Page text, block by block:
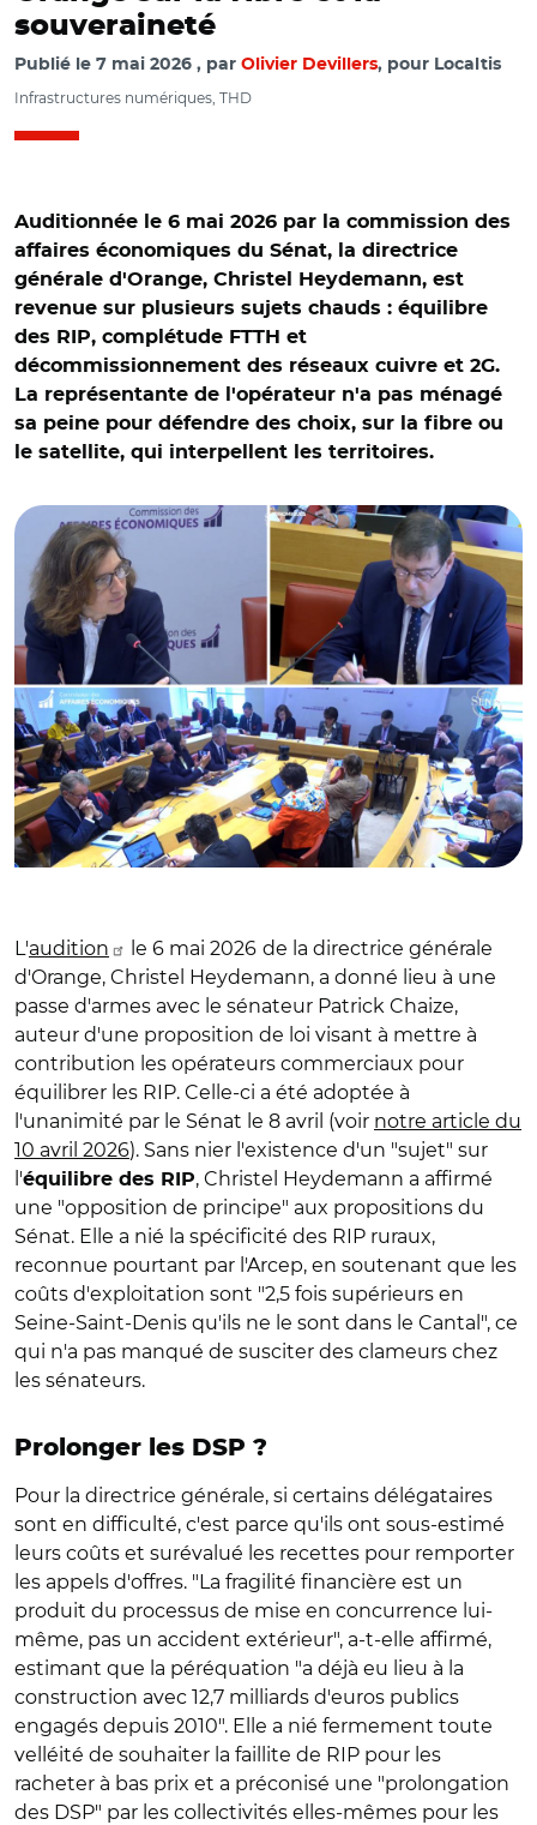
souveraineté
Publié le 7 mai 2026 par Olivier Devillers, pour Localtis
Infrastructures numériques, THD
Auditionnée le 6 mai 2026 par la commission des
affaires économiques du Sénat, la directrice
générale d'Orange, Christel Heydemann, est
revenue sur plusieurs sujets chauds : équilibre
des RIP, complétude FTTH et
décommissionnement des réseaux cuivre et 2G.
La représentante de l'opérateur n'a pas ménagé
sa peine pour défendre des choix, sur la fibre ou
le satellite, qui interpellent les territoires.
© Capture vidéo Sénat/ Christel Heydemann et Patrick
L'audition le 6 mai 2026 de la directrice générale
d'Orange, Christel Heydemann, a donné lieu à une
passe d'armes avec le sénateur Patrick Chaize,
auteur d'une proposition de loi visant à mettre à
contribution les opérateurs commerciaux pour
équilibrer les RIP. Celle-ci a été adoptée à
l'unanimité par le Sénat le 8 avril (voir notre article du
10 avril 2026). Sans nier l'existence d'un "sujet" sur
l'équilibre des RIP, Christel Heydemann a affirmé
une "opposition de principe" aux propositions du
Sénat. Elle a nié la spécificité des RIP ruraux,
reconnue pourtant par l'Arcep, en soutenant que les
coûts d'exploitation sont "2,5 fois supérieurs en
Seine-Saint-Denis qu'ils ne le sont dans le Cantal", ce
qui n'a pas manqué de susciter des clameurs chez
les sénateurs.
Prolonger les DSP ?
Pour la directrice générale, si certains délégataires
sont en difficulté, c'est parce qu'ils ont sous-estimé
leurs coûts et surévalué les recettes pour remporter
les appels d'offres. "La fragilité financière est un
produit du processus de mise en concurrence lui-
même, pas un accident extérieur", a-t-elle affirmé,
estimant que la péréquation "a déjà eu lieu à la
construction avec 12,7 milliards d'euros publics
engagés depuis 2010". Elle a nié fermement toute
velléité de souhaiter la faillite de RIP pour les
racheter à bas prix et a préconisé une "prolongation
des DSP" par les collectivités elles-mêmes pour les